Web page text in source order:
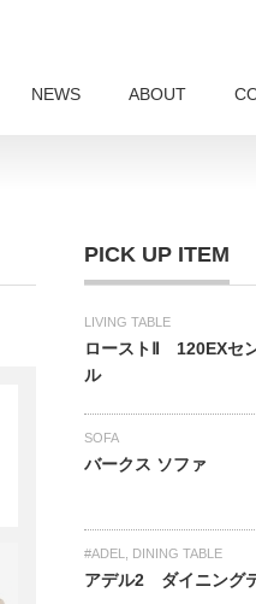
NEWS ABOUT
PICK UP ITEM
LIVING TABLE
ローストⅡ 120EXセ
ル
SOFA
バークス ソファ
#ADEL DINING TABLE
アデル2 ダイニング